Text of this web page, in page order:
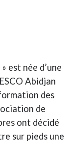
est née d’une
Abidjan
des
de
ont décidé
sur pieds une